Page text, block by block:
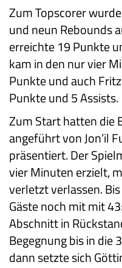
Zum Topscorer
und neun Rebounds
erreichte 19 Punkte
kam in den nur vier
Punkte und auch
Punkte und 5 Assists.
Zum Start hatten die
angeführt von Jon’il
präsentiert. Der
vier Minuten erzielt,
verletzt verlassen.
Gäste noch mit mit
Abschnitt in
Begegnung bis in
dann setzte sich